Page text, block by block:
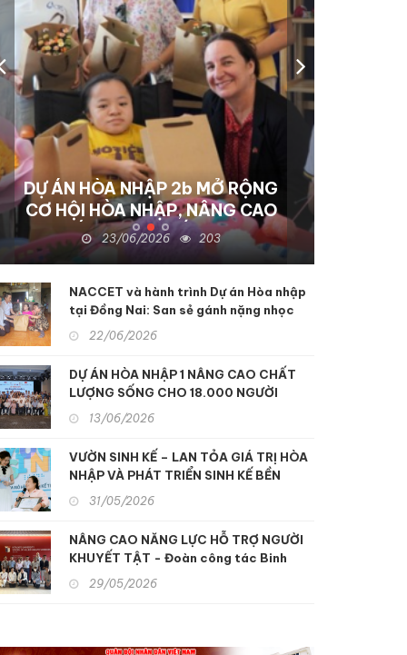
DỰ ÁN HÒA NHẬP 2b MỞ RỘNG
CƠ HỘI HÒA NHẬP, NÂNG CAO
CHẤT LƯỢNG SỐNG CHO
NGƯỜI KHUYẾT TẬT TẠI KON
23/06/2026 203
NACCET THÚC ĐẨY DỰ ÁN
HÒA NHẬP III-B TẠI TỈNH
ĐỒNG NAI: Hỗ trợ sinh kế và
nâng cao dịch vụ phục hồi
khuyết tật và nạn nhân chất
độc da cam
22/06/2026 136
NACCET và hành trình Dự án Hòa nhập
tại Đồng Nai: San sẻ gánh nặng nhọc
nhằn, xoa dịu nỗi đau da cam
22/06/2026
DỰ ÁN HÒA NHẬP 1 NÂNG CAO CHẤT
LƯỢNG SỐNG CHO 18.000 NGƯỜI
KHUYẾT TẬT MIỀN TRUNG
13/06/2026
VƯỜN SINH KẾ – LAN TỎA GIÁ TRỊ HÒA
NHẬP VÀ PHÁT TRIỂN SINH KẾ BỀN
VỮNG
31/05/2026
NÂNG CAO NĂNG LỰC HỖ TRỢ NGƯỜI
KHUYẾT TẬT - Đoàn công tác Binh
chủng Hóa học tham quan, học tập kinh
nghiệm hỗ trợ người khuyết tật và nạn
29/05/2026